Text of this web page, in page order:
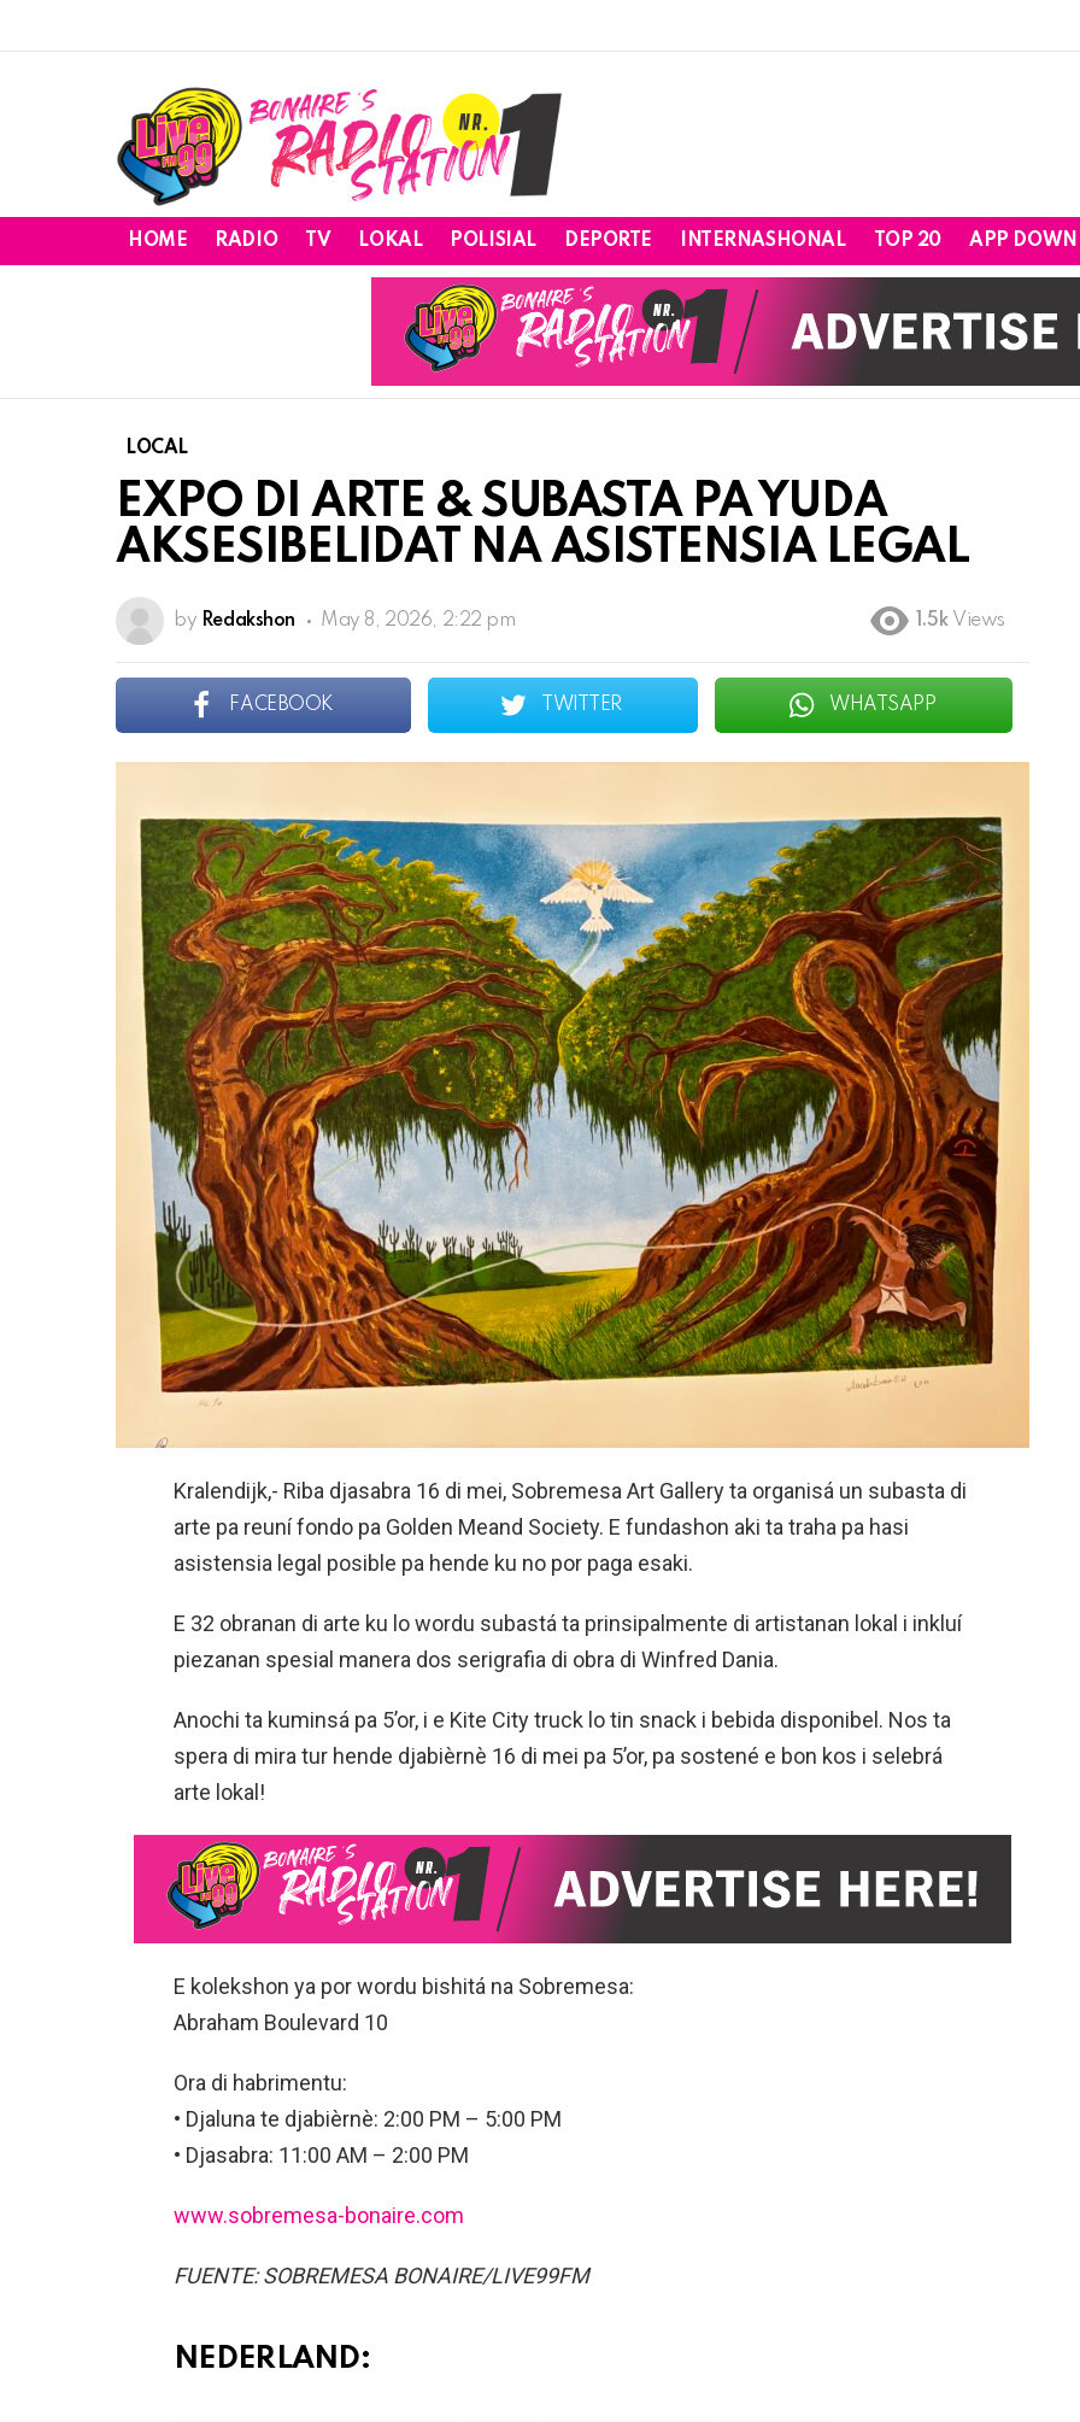
HOME RADIO TV LOKAL POLISIAL DEPORTE INTERNASHONAL TOP 20 APP
LOCAL
EXPO DI ARTE & SUBASTA PA YUDA
AKSESIBELIDAT NA ASISTENSIA LEGAL
by Redakshon May 8, 2026, 2:22 pm 1.5k Views
FACEBOOK TWITTER WHATSAPP
Kralendijk,- Riba djasabra 16 di mei, Sobremesa Art Gallery ta organisá un subasta di
arte pa reuní fondo pa Golden Meand Society. E fundashon aki ta traha pa hasi
asistensia legal posible pa hende ku no por paga esaki.
E 32 obranan di arte ku lo wordu subastá ta prinsipalmente di artistanan lokal i inkluí
piezanan spesial manera dos serigrafia di obra di Winfred Dania.
Anochi ta kuminsá pa 5’or, i e Kite City truck lo tin snack i bebida disponibel. Nos ta
spera di mira tur hende djabièrnè 16 di mei pa 5’or, pa sostené e bon kos i selebrá
arte lokal!
E kolekshon ya por wordu bishitá na Sobremesa:
Abraham Boulevard 10
Ora di habrimentu:
• Djaluna te djabièrnè: 2:00 PM – 5:00 PM
• Djasabra: 11:00 AM – 2:00 PM
www.sobremesa-bonaire.com
FUENTE: SOBREMESA BONAIRE/LIVE99FM
NEDERLAND: